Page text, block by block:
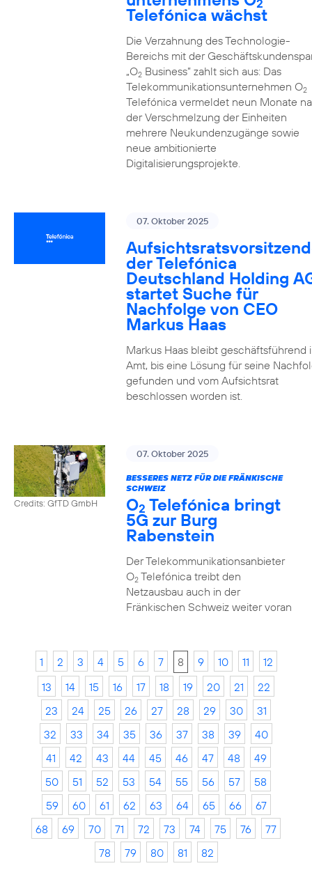
2
Telefónica wächst
Die Verzahnung des Technologie-
Bereichs mit der
„O2Business” zahlt sich aus: Das
Telekommunikationsunternehmen O2
Telefónica vermeldet neun Monate
der Verschmelzung der Einheiten
mehrere Neukundenzugänge sowie
neue ambitionierte
Digitalisierungsprojekte.
07. Oktober 2025
der Telefónica
Deutschland Holding
startet Suche für
Nachfolge von CEO
Markus Haas
Markus Haas bleibt geschäftsführend
Amt, bis eine Lösung für seine
gefunden und vom Aufsichtsrat
beschlossen worden ist.
Credits: GfTD GmbH
07. Oktober 2025
BESSERES NETZ FÜR DIE FRÄNKISCHE
SCHWEIZ
O2 Telefónica bringt
5G zur Burg
Rabenstein
Der Telekommunikationsanbieter
O2Telefónica treibt den
Netzausbau auch in der
Fränkischen Schweiz weiter voran
1 2 3 4 5 6 7 8 9 10 11
12
13
14 15 16 17 18 19 20 21
22
23
24 25 26 27 28 29 30
31
32
33 34 35 36 37 38 39
40
41
42 43 44 45 46 47 48
49
50
51 52 53 54 55 56 57
58
59
60 61 62 63 64 65 66
67
68
69 70 71 72 73 74 75 76
77
78
79 80 81 82